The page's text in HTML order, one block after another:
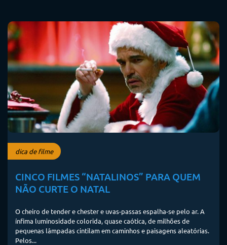
dica de filme
CINCO FILMES “NATALINOS” PARA QUEM
NÃO CURTE O NATAL
O cheiro de tender e chester e uvas-passas espalha-se pelo ar. A
ínfima luminosidade colorida, quase caótica, de milhões de
pequenas lâmpadas cintilam em caminhos e paisagens aleatórias.
Pelos...